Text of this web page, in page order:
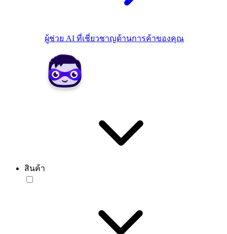
ผู้ช่วย AI ที่เชี่ยวชาญด้านการค้าของคุณ
สินค้า